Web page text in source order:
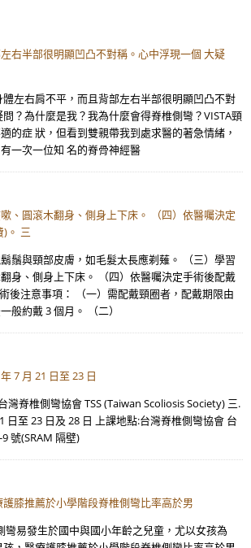
右半部很明顯凹凸不對稱。心中浮現一個 大疑
左右肩不平，而且背部左右半部很明顯凹凸不對
？為什麼是我？我為什麼會得脊椎側彎？VISTA頸
的症 狀，但看到雙親帶我到處求醫的著急情緒，
一次一位知 名的脊骨神經醫
嗽、圓滾木翻身、側身上下床。 （四）依醫囑決定
)。 三
鬍鬚與頸部皮膚，如毛髮太長應剃薙。 （三）學習
身、側身上下床。 （四）依醫囑決定手術後配戴
後注意事項： （一）需配戴頸圈者，配戴期限由
般約戴 3 個月。 （二）
7 月 21 日至 23 日
灣脊椎側彎協會 TSS (Taiwan Scoliosis Society) 三.
日至 23 日及 28 日 上課地點:台灣脊椎側彎協會 台
號(SRAM 隔壁)
膝推薦於小學階段脊椎側彎比率高於男
彎易發生於國中與國小年齡之兒童，尤以女孩為